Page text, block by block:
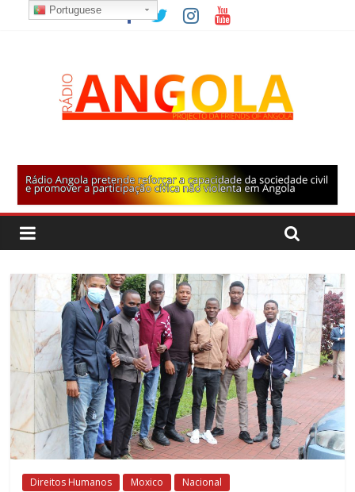
Direitos Humanos Moxico Nacional
Portuguese